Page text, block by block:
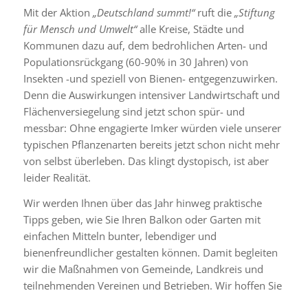
Mit der Aktion „Deutschland summt!“ruft die „Stiftung
für Mensch und Umwelt“alle Kreise, Städte und
Kommunen dazu auf, dem bedrohlichen Arten- und
Populationsrückgang (60-90% in 30 Jahren) von
Insekten -und speziell von Bienen- entgegenzuwirken.
Denn die Auswirkungen intensiver Landwirtschaft und
Flächenversiegelung sind jetzt schon spür- und
messbar: Ohne engagierte Imker würden viele unserer
typischen Pflanzenarten bereits jetzt schon nicht mehr
von selbst überleben. Das klingt dystopisch, ist aber
leider Realität.
Wir werden Ihnen über das Jahr hinweg praktische
Tipps geben, wie Sie Ihren Balkon oder Garten mit
einfachen Mitteln bunter, lebendiger und
bienenfreundlicher gestalten können. Damit begleiten
wir die Maßnahmen von Gemeinde, Landkreis und
teilnehmenden Vereinen und Betrieben. Wir hoffen Sie